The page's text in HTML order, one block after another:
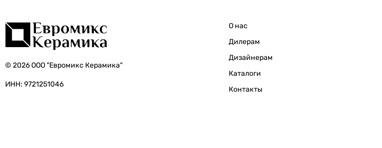
© 2026 ООО "Евромикс Керамика"
ИНН: 9721251046
О нас
Дилерам
Дизайнерам
Каталоги
Контакты